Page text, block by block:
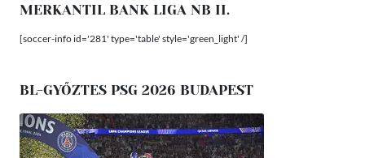
MERKANTIL BANK LIGA NB II.
[soccer-info id='281' type='table' style='green_light' /]
BL-GYŐZTES PSG 2026 BUDAPEST